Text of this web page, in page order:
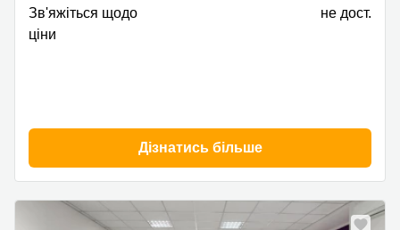
район
Зв'яжіться щодо
ціни
не дост.
Дізнатись більше